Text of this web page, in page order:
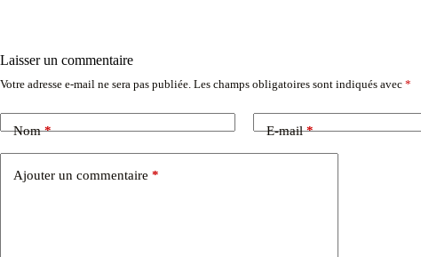
Laisser un commentaire
Votre adresse e-mail ne sera pas publiée. Les champs obligatoires sont indiqués avec *
Nom* E-mail*
Ajouter un commentaire *